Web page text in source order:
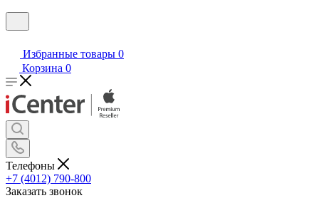
Избранные товары 0
Корзина 0
Телефоны
+7 (4012) 790-800
Заказать звонок